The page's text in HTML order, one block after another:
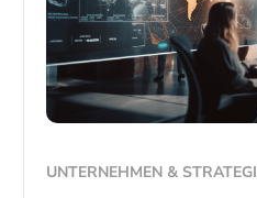
UNTERNEHMEN &